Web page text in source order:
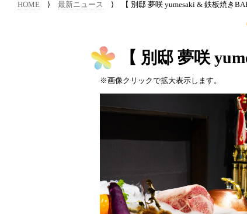
HOME ⟩ 最新ニュース ⟩ 【 別邸 夢咲 yumesaki & 鉄板焼き
【 別邸 夢咲
※画像クリックで拡大表示します。